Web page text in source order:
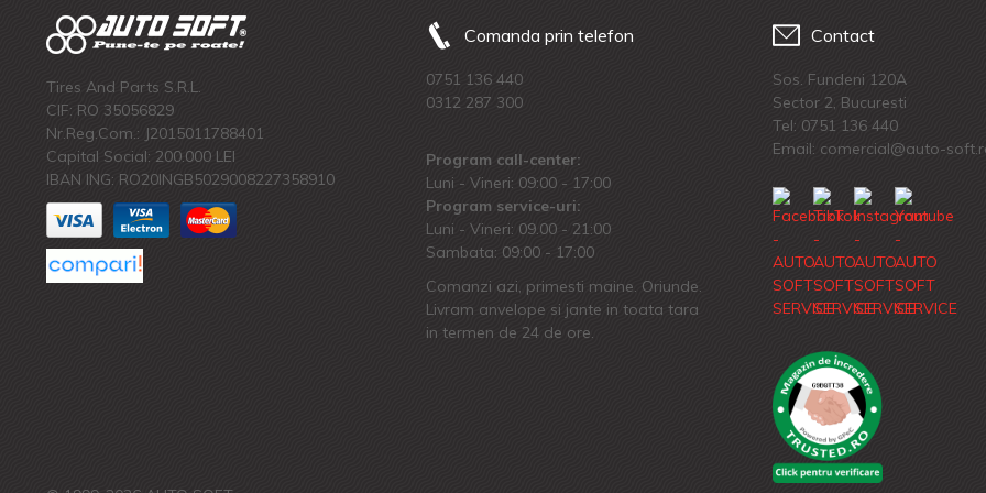
Tires And Parts S.R.L.
CIF: RO 35056829
Nr.Reg.Com.: J2015011788401
Capital Social: 200.000 LEI
IBAN ING: RO20INGB5029008227358910
Comanda prin telefon
0751 136 440
0312 287 300
Program call-center:
Luni - Vineri: 09:00 - 17:00
Program service-uri:
Luni - Vineri: 09.00 - 21:00
Sambata: 09:00 - 17:00
Comanzi azi, primesti maine. Oriunde.
Livram anvelope si jante in toata tara
in termen de 24 de ore.
Contact
Sos. Fundeni 120A
Sector 2, Bucuresti
Tel: 0751 136 440
Email: comercial@auto-